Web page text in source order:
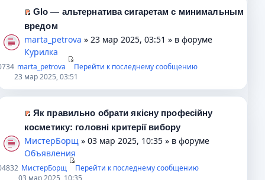
ю
с
о
б
щ
е
н
и
ю
а
н
о
м
у
с
о
о
щ
е
н
и
п
о
ч
и
т
а
н
н
м
у
с
о
в
м
у
н
е
п
р
о
и
т
а
н
т
к
п
е
р
в
о
м
н
е
п
р
е
р
е
й
т
и
к
е
р
в
о
Glo — альтернатива сигаретам с минимальным
вредом
marta_petrova » 23 мар 2025, 03:51 » в форуме
Курилка
734 marta_petrova
Перейти к последнему сообщению
23 мар 2025, 03:51
р
е
й
Як правильно обрати якісну професійну
косметику: головні критерії вибору
МистерБорщ » 03 мар 2025, 10:35 » в форуме
Объявления
4832 МистерБорщ
Перейти к последнему сообщению
03 мар 2025, 10:35